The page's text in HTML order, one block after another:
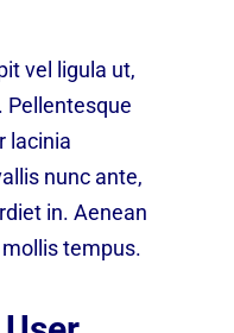
vel ligula ut,
Pellentesque
lacinia
nunc ante,
in. Aenean
tempus.